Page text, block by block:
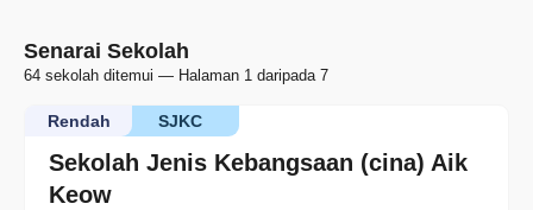
Senarai Sekolah
64 sekolah ditemui — Halaman 1 daripada 7
Sekolah Jenis Kebangsaan (cina) Aik
Keow
SJKC
Rendah